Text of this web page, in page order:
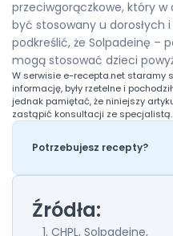
przeciwgorączkowe, który
być stosowany u dorosłych
podkreślić, że Solpadeinę –
mogą stosować dzieci
W serwisie e-recepta.net staramy
informację, były rzetelne i
jednak pamiętać, że niniejszy
zastąpić konsultacji ze specjalistą.
Potrzebujesz recepty?
Źródła:
CHPL, Solpadeine,